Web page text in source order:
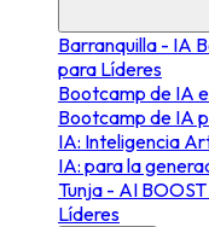
Barranquilla - IA
para Líderes
Bootcamp de IA
Bootcamp de IA
IA: Inteligencia
IA: para la
Tunja - AI
Líderes